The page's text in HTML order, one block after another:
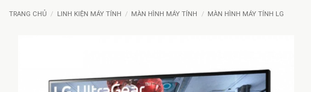
TRANG CHỦ / LINH KIỆN MÁY TÍNH / MÀN HÌNH MÁY TÍNH / MÀN HÌNH MÁY TÍNH LG